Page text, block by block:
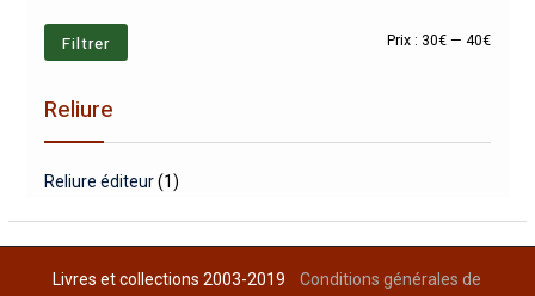
Prix
Prix
Filtrer Prix : 30€ —40€
Reliure
Reliure éditeur (1)
Livres et collections 2003-2019Conditions générales de